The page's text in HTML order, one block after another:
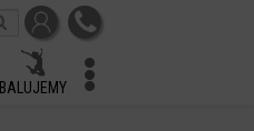
BALUJEMY